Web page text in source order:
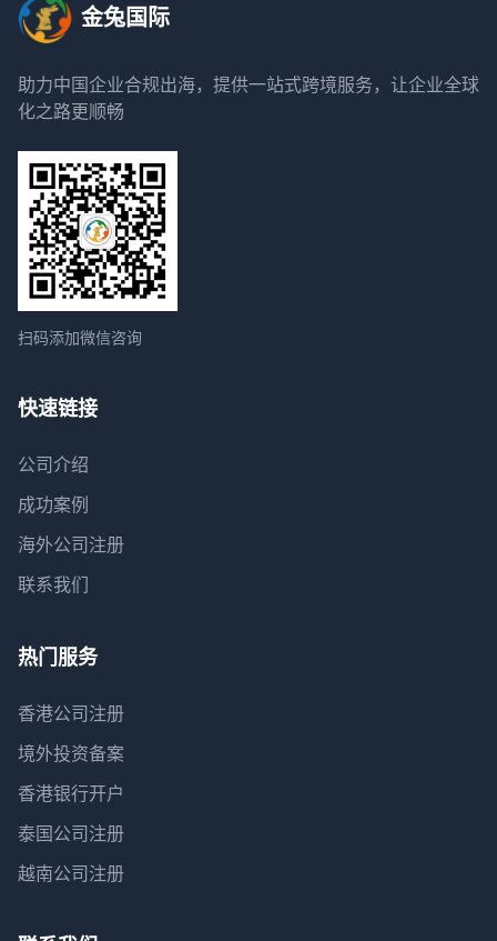
金兔国际
助力中国企业合规出海，提供一站式跨境服务，让企业全球
化之路更顺畅
扫码添加微信咨询
快速链接
公司介绍
成功案例
海外公司注册
联系我们
热门服务
香港公司注册
境外投资备案
香港银行开户
泰国公司注册
越南公司注册